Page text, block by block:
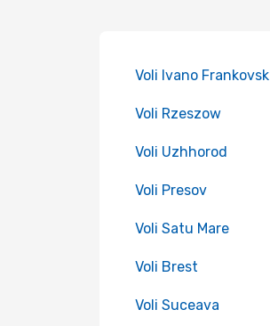
Voli Ivano Frankovsk
Voli Rzeszow
Voli Uzhhorod
Voli Presov
Voli Satu Mare
Voli Brest
Voli Suceava